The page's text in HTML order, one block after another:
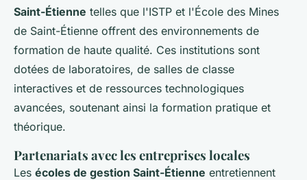
Saint-Étienne telles que l'ISTP et l'École des Mines
de Saint-Étienne offrent des environnements de
formation de haute qualité. Ces institutions sont
dotées de laboratoires, de salles de classe
interactives et de ressources technologiques
avancées, soutenant ainsi la formation pratique et
théorique.
Partenariats avec les entreprises locales
Les écoles de gestion Saint-Étienne entretiennent